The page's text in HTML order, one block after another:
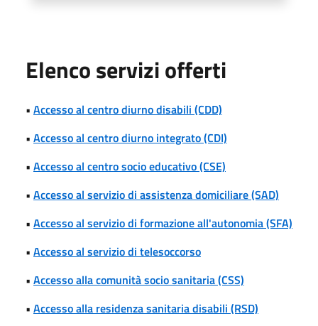
Elenco servizi offerti
• Accesso al centro diurno disabili (CDD)
• Accesso al centro diurno integrato (CDI)
• Accesso al centro socio educativo (CSE)
• Accesso al servizio di assistenza domiciliare (SAD)
• Accesso al servizio di formazione all'autonomia (SFA)
• Accesso al servizio di telesoccorso
• Accesso alla comunità socio sanitaria (CSS)
• Accesso alla residenza sanitaria disabili (RSD)